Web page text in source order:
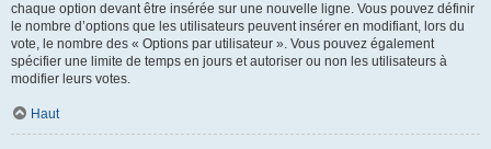
chaque option devant être insérée sur une nouvelle ligne. Vous pouvez définir
le nombre d’options que les utilisateurs peuvent insérer en modifiant, lors du
vote, le nombre des « Options par utilisateur ». Vous pouvez également
spécifier une limite de temps en jours et autoriser ou non les utilisateurs à
modifier leurs votes.
Haut